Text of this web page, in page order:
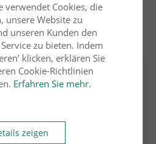
Rechtsgebiet
Tests
verwendet Cookies, die
unsere Website zu
unseren Kunden den
zu bieten. Indem
klicken, erklären Sie
Cookie-Richtlinien
Erfahren Sie mehr.
zeigen